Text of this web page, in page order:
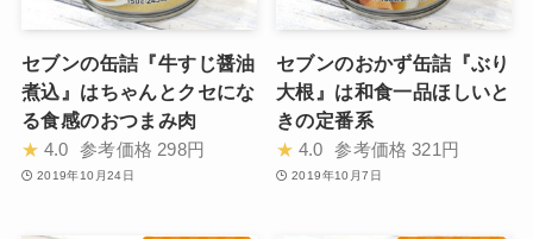
セブンの缶詰『牛すじ醤油
煮込』はちゃんとクセにな
る食感のおつまみ肉
★ 4.0 参考価格 298円
2019年10月24日
セブンのおかず缶詰『ぶり
大根』は和食一品ほしいと
きの定番系
★ 4.0 参考価格 321円
2019年10月7日